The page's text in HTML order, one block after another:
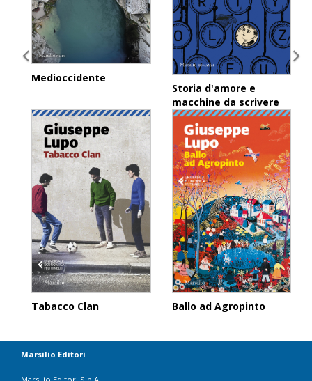
Medioccidente
Storia d'amore e
macchine da scrivere
Tabacco Clan Ballo ad Agropinto
Marsilio Editori